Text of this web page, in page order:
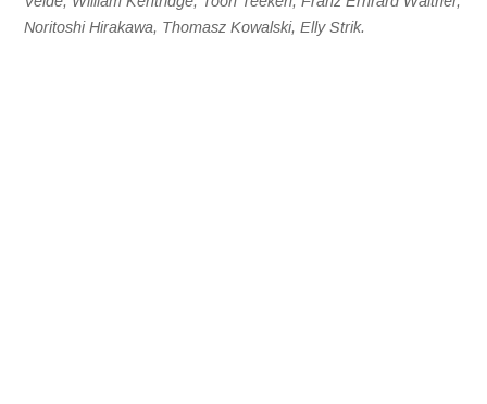
Noritoshi Hirakawa, Thomasz Kowalski, Elly Strik.